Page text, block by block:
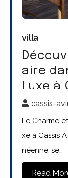
villa
aire
Luxe à
cassis-
Le Charme
xe à Cassis
néenne, se…
Read